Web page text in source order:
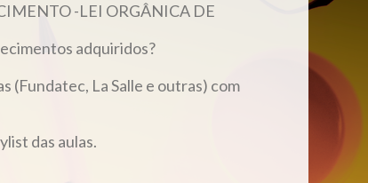
-LEI ORGÂNICA DE
adquiridos?
(Fundatec, La Salle e outras) com
das aulas.